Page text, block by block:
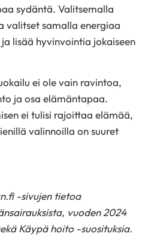
sydäntä. Valitsemalla
valitset samalla energiaa
lisää hyvinvointia jokaiseen
ei ole vain ravintoa,
ja osa elämäntapaa.
ei tulisi rajoittaa elämää,
valinnoilla on suuret
-sivujen tietoa
vuoden 2024
Käypä hoito -suosituksia.